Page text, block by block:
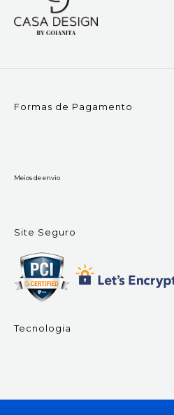
Formas de Pagamento
Meios de envio
Site Seguro
Tecnologia